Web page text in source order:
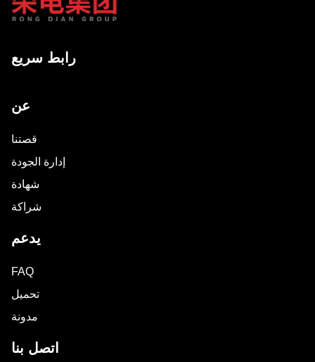
رابط سريع
عن
قصتنا
إدارة الجودة
شهادة
شراكة
يدعم
FAQ
تحميل
مدونة
اتصل بنا